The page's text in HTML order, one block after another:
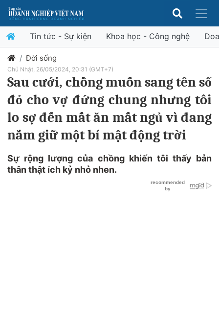
Tin tức - Sự kiện Khoa học - Công nghệ
Đời sống
Chủ Nhật, 26/05/2024, 20:31 (GMT+7)
Sau cưới, chồng muốn sang tên sổ
đỏ cho vợ đứng chung nhưng tôi
lo sợ đến mất ăn mất ngủ vì đang
nắm giữ một bí mật động trời
Sự rộng lượng của chồng khiến tôi thấy bản
thân thật ích kỷ nhỏ nhen.